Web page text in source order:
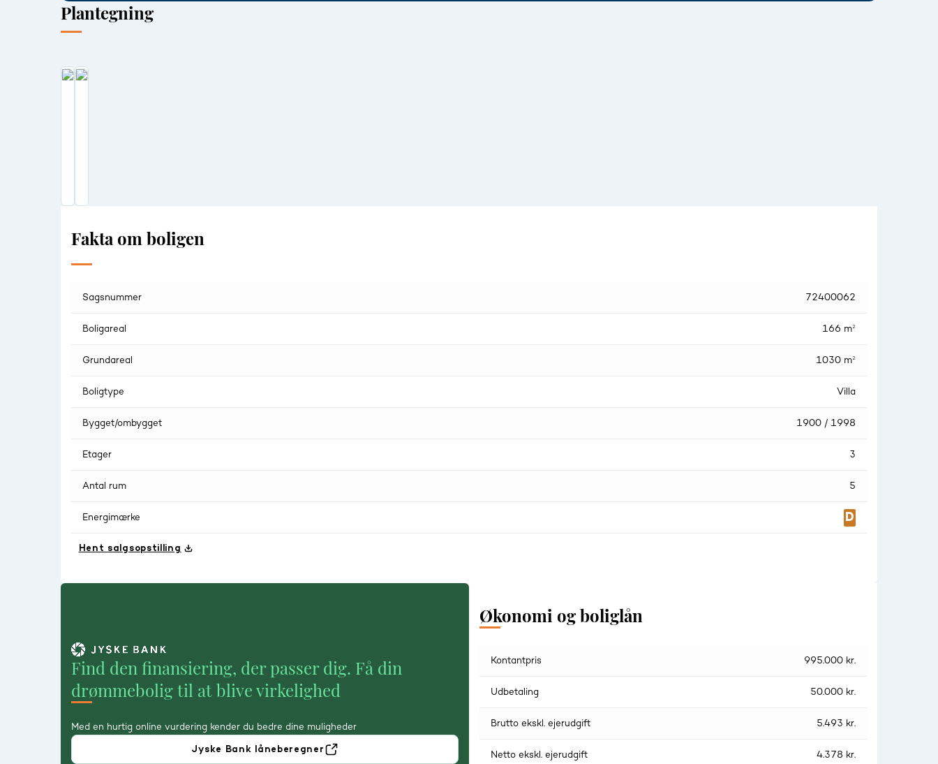
Plantegning
Fakta om boligen
Sagsnummer 72400062
Boligareal 166 m²
Grundareal 1030 m²
Boligtype Villa
Bygget/ombygget 1900 / 1998
Etager 3
Antal rum 5
Energimærke
Hent salgsopstilling
Find den finansiering, der passer dig. Få din
drømmebolig til at blive virkelighed
Med en hurtig online vurdering kender du bedre dine muligheder
Jyske Bank låneberegner
Økonomi og boliglån
Kontantpris 995.000 kr.
Udbetaling 50.000 kr.
Brutto ekskl. ejerudgift 5.493 kr.
Netto ekskl. ejerudgift 4.378 kr.